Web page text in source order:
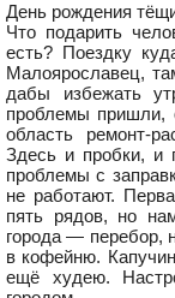
День рождения
Что подарить
есть? Поездку
Малоярославец,
дабы избежать
проблемы пришли,
область ремонт-
Здесь и пробки, и
проблемы с
не работают.
пять рядов, но
города — перебор,
в кофейню.
ещё худею.